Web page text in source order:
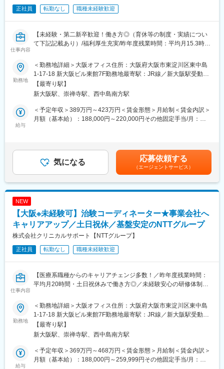
大規模病院では、複数のプロジェクトを受託する為、必ず複数名
フイベントと両立して長く就業出来るように、完全チーム制や時
間単位の有給取得、スーパーフレックスタイム制度を導入し（原
育児休業は満3歳まで、育児短時間勤務は小学校3年年まで利用可
能です。
■キャリアパス
約4～5年後にチームをまとめるチーフやリーダーに任命される
と、チームのプロジェクトの進捗管理やメンバーのフォローをし
ています。更に管理職であるマネージャーに任命されるとオフィ
■研修制度
・導入研修(入社後2週間の座学研修)ビジネスマナー、PC操作、薬
学びます。各単元毎に専属社員が講義ををいます。
・継続研修：週に1回、最新の治験情報や振り返りを行い、スキル
アップを図っていきます。
正社員 転勤なし 職種未経験歓迎
仕事内容
【未経験・第二新卒歓迎！働き方◎（育休等の制度・実績につい
て下記記載あり）/福利厚生充実/昨年度残業時間：平均月15.3時
■業務内容
医療機関内で患者様や医師、各部門間のコーディネート（調整）
業務を行い、製薬会社と医療機関の架け橋となり臨床試験（治
験）のスムーズな進行を支援します。
・患者様に対して：
治験の説明補助や治験スケジュール説明、質問・相談対応、精神
的なケア
・製薬会社担当者に対して：
実施している治験に関する情報を担当者へ提供し、治験進行の調
品など大規模病院ならではのプロジェクトを狭く深く経験できま
す。
■就業環境
大規模病院では、複数のプロジェクトを受託する為、必ず複数名
フイベントと両立して長く就業出来るように、完全チーム制や時
間単位の有給取得、スーパーフレックスタイム制度を導入し（原
育児休業は満3歳まで、育児短時間勤務は小学校3年年まで利用可
能です。
■キャリアパス
約4～5年後にチームをまとめるチーフやリーダーに任命される
と、チームのプロジェクトの進捗管理やメンバーのフォローをし
ています。更に管理職であるマネージャーに任命されるとオフィ
勤務地
＜勤務地詳細＞大阪オフィス住所：大阪府大阪市東淀川区東中島
1-17-18 新大阪ビル東館7F勤務地最寄駅：JR線／新大阪駅受動喫
煙対策：屋内全面禁煙変更の範囲：会社の定める事業所
【最寄り駅】
新大阪駅、崇禅寺駅、西中島南方駅
給与
＜予定年収＞389万円～423万円＜賃金形態＞月給制＜賃金内訳＞
月額（基本給）：188,000円～220,000円その他固定手当/月：
業手当＞有＜給与補足＞■優秀成績者は別途5万円、3万円、1万円/
月の報奨金あり（月3人程度）。■出張（外勤）手当有り（実費
+距離に応じて支給）■入社5年目チーフ、500万円（手当込・残業
代別）■入社7年目リーダー、550万円（手当込・残業代別）賃金
はあくまでも目安の金額であり、選考を通じて上下する可能性が
気になる 応募依頼する
（エージェントサービス）
NEW
【大阪※未経験可】治験コーディネーター★事業会社へ
キャリアアップ／土日祝休／基盤安定のNTTグループ
株式会社クリニカルサポート【NTTグループ】
正社員 転勤なし 職種未経験歓迎
仕事内容
【医療系職種からのキャリアチェンジ多数！／昨年度残業時間：
平均月20時間・土日祝休みで働き方◎／未経験安心の研修体制】
【はじめに】
大病院を中心とした医療機関内で、患者様や医師、各部門間のコ
ーディネート（調整）業務を行い、製薬会社と医療機関の架け橋
となり、臨床試験（治験）のスムーズな進行支援をお任せしま
す。
【業務詳細】
◆患者様に対して：
勤務地
＜勤務地詳細＞大阪オフィス住所：大阪府大阪市東淀川区東中島
1-17-18 新大阪ビル東館7F勤務地最寄駅：JR線／新大阪駅受動喫
煙対策：屋内全面禁煙変更の範囲：会社の定める事業所
【最寄り駅】
新大阪駅、崇禅寺駅、西中島南方駅
給与
＜予定年収＞369万円～468万円＜賃金形態＞月給制＜賃金内訳＞
月額（基本給）：188,000円～259,999円その他固定手当/月：